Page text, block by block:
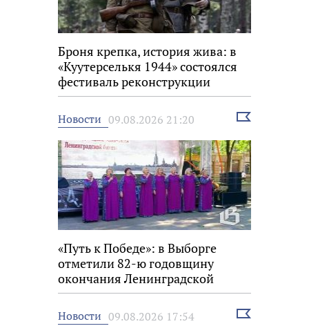
Броня крепка, история жива: в
«Куутерселькя 1944» состоялся
фестиваль реконструкции
Новости 09.08.2026 21:20
Выбрать
«Путь к Победе»: в Выборге
отметили 82-ю годовщину
окончания Ленинградской
битвы
Новости 09.08.2026 17:54
Выбрать